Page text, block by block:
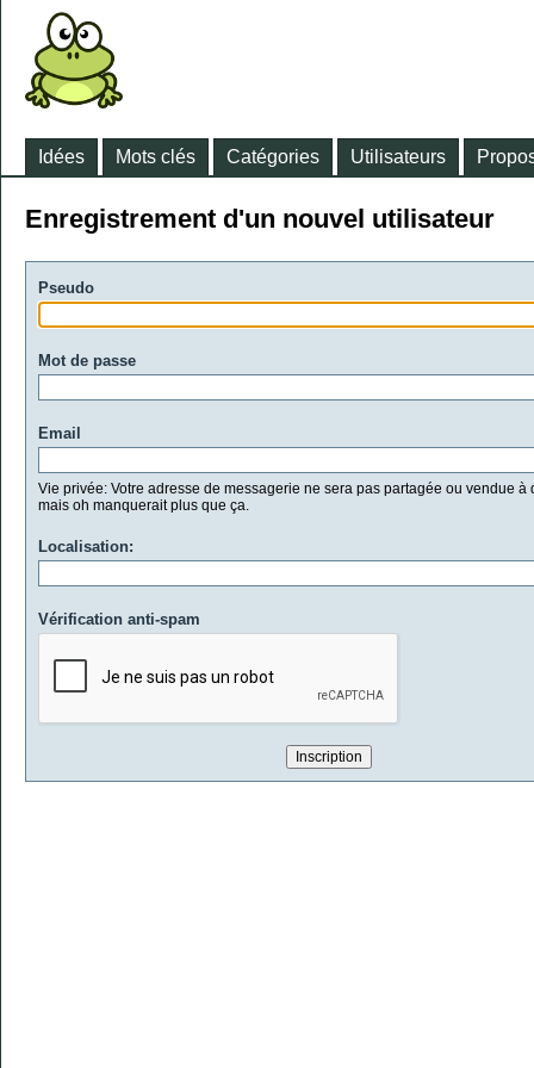
Idées Mots clés Catégories Utilisateurs
Enregistrement d'un nouvel utilisateur
Pseudo
Mot de passe
Email
Vie privée: Votre adresse de messagerie ne sera pas partagée ou vendue à
mais oh manquerait plus que ça.
Localisation:
Vérification anti-spam